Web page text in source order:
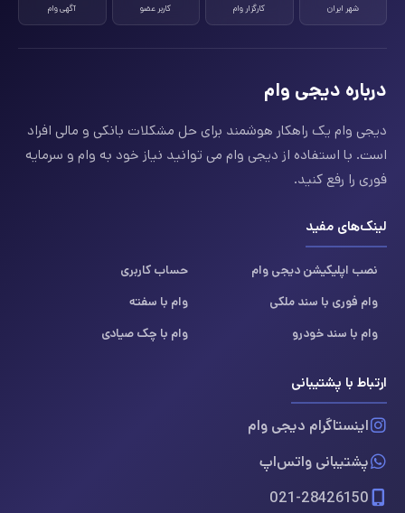
شهر ایران کارگزار وام کاربر عضو آگهی وام
درباره دیجی وام
دیجی وام یک راهکار هوشمند برای حل مشکلات بانکی و مالی افراد
است. با استفاده از دیجی وام می توانید نیاز خود به وام و سرمایه
فوری را رفع کنید.
لینک‌های مفید
نصب اپلیکیشن دیجی وام
حساب کاربری
وام فوری با سند ملکی
وام با سفته
وام با سند خودرو
وام با چک صیادی
ارتباط با پشتیبانی
اینستاگرام دیجی وام
پشتیبانی واتس‌اپ
021-28426150